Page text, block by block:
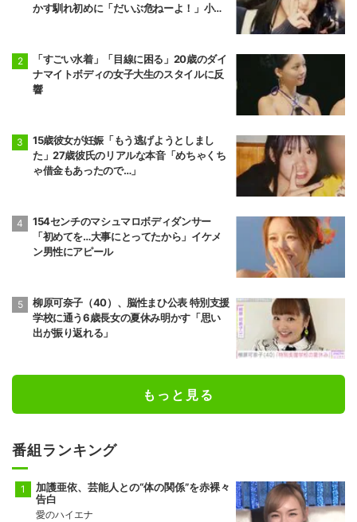
かす馴れ初めに「だいぶ危ねーよ！」小森
「すごい水着」「目線に困る」20歳のダイ
ナマイトボディの女子大生のスタイルに反
響
15歳彼女が妊娠「もう逃げようとしまし
た」27歳彼氏のリアルな本音「めちゃくち
ゃ借金もあったので…」
154センチのマシュマロボディダンサー
「初めてを…大事にとってたから」イケメ
ン男性にアピール
柳原可奈子（40）、脳性まひ公表 特別支援
学校に通う6歳長女の夏休み明かす「思い
出が振り返れる」
もっと見る
番組ランキング
加護亜依、芸能人との“体の関係”を赤裸々
告白
愛のハイエナ